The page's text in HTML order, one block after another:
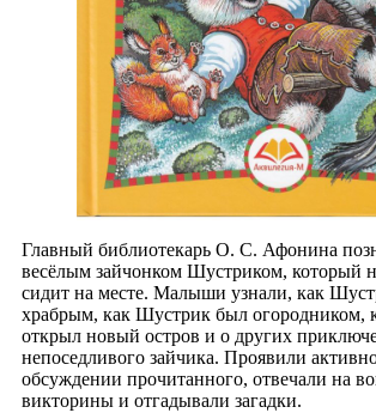
Главный библиотекарь О. С. Афонина
весёлым зайчонком Шустриком, который
сидит на месте. Малыши узнали, как
храбрым, как Шустрик был огородником,
открыл новый остров и о других
непоседливого зайчика. Проявили
обсуждении прочитанного, отвечали на
викторины и отгадывали загадки.